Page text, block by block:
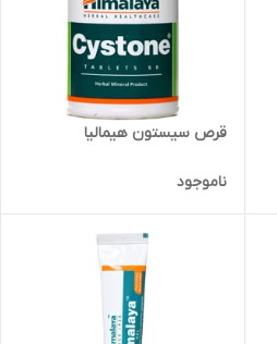
قرص سیستون هیمالیا
ناموجود